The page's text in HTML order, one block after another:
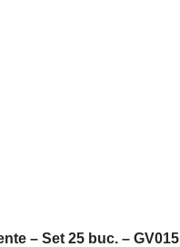
– Set 25 buc. – GV015